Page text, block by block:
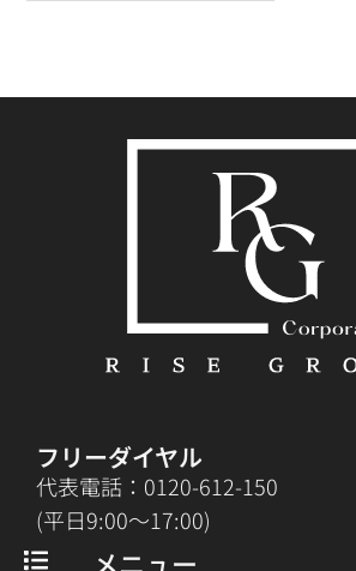
フリーダイヤル
代表電話：0120-612-150
(平日9:00〜17:00)
メニュー